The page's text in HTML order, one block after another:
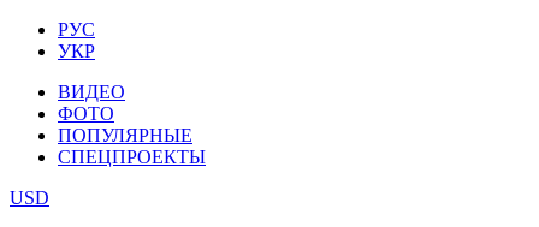
РУС
УКР
ВИДЕО
ФОТО
ПОПУЛЯРНЫЕ
СПЕЦПРОЕКТЫ
USD